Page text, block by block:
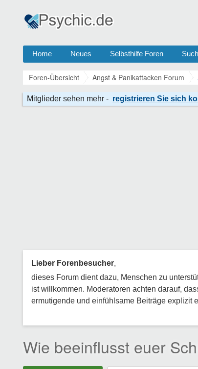
Home Neues Selbsthilfe Foren
Foren-Übersicht Angst & Panikattacken Forum
Lieber Forenbesucher,
dieses Forum dient dazu, Menschen zu
ist willkommen. Moderatoren achten darauf,
ermutigende und einfühlsame Beiträge explizit
Wie beeinflusst euer